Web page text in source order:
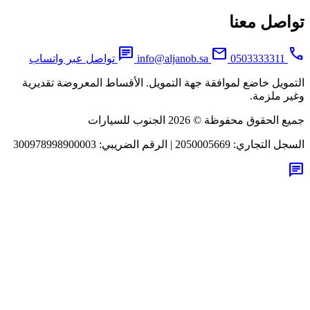
معنا
0503333311
mail
info@aljanob.sa
chatتواصل عبر واتساب
خاضع لموافقة جهة التمويل. الأقساط المعروضة تقديرية
ملزمة.
محفوظة © 2026 الجنوب للسيارات
التجاري:2050005669
| الرقم الضريبي: 300978998900003